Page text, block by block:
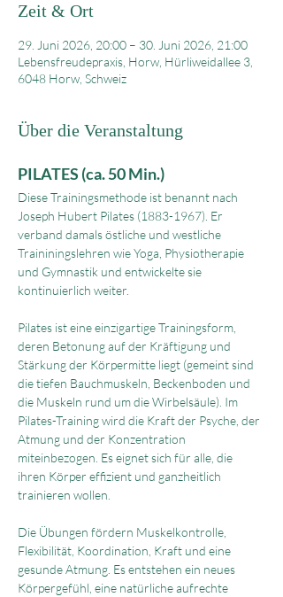
Zeit & Ort
29. Juni 2026, 20:00 – 30. Juni 2026, 21:00
Lebensfreudepraxis, Horw, Hürliweidallee 3,
6048 Horw, Schweiz
Über die Veranstaltung
PILATES (ca. 50 Min.)
Diese Trainingsmethode ist benannt nach
Joseph Hubert Pilates (1883-1967). Er
verband damals östliche und westliche
Traininingslehren wie Yoga, Physiotherapie
und Gymnastik und entwickelte sie
kontinuierlich weiter.
Pilates ist eine einzigartige Trainingsform,
deren Betonung auf der Kräftigung und
Stärkung der Körpermitte liegt (gemeint sind
die tiefen Bauchmuskeln, Beckenboden und
die Muskeln rund um die Wirbelsäule). Im
Pilates-Training wird die Kraft der Psyche, der
Atmung und der Konzentration
miteinbezogen. Es eignet sich für alle, die
ihren Körper effizient und ganzheitlich
trainieren wollen.
Die Übungen fördern Muskelkontrolle,
Flexibilität, Koordination, Kraft und eine
gesunde Atmung. Es entstehen ein neues
Körpergefühl, eine natürliche aufrechte